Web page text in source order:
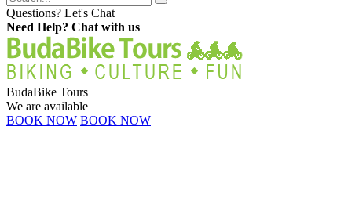
Questions? Let's Chat
Need Help? Chat with us
BudaBike Tours
We are available
BOOK NOW BOOK NOW